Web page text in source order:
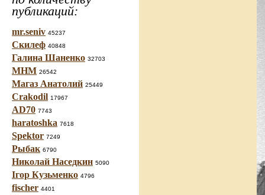
публикаций:
mr.seniv 45237
Скилеф 40848
Галина Шаненко 32703
МНМ 26542
Магаз Анатолий 25449
Crakodil 17967
AD70 7743
haratoshka 7618
Spektor 7249
Рыбак 6790
Николай Наседкин 5090
Ігор Кузьменко 4796
fischer 4401